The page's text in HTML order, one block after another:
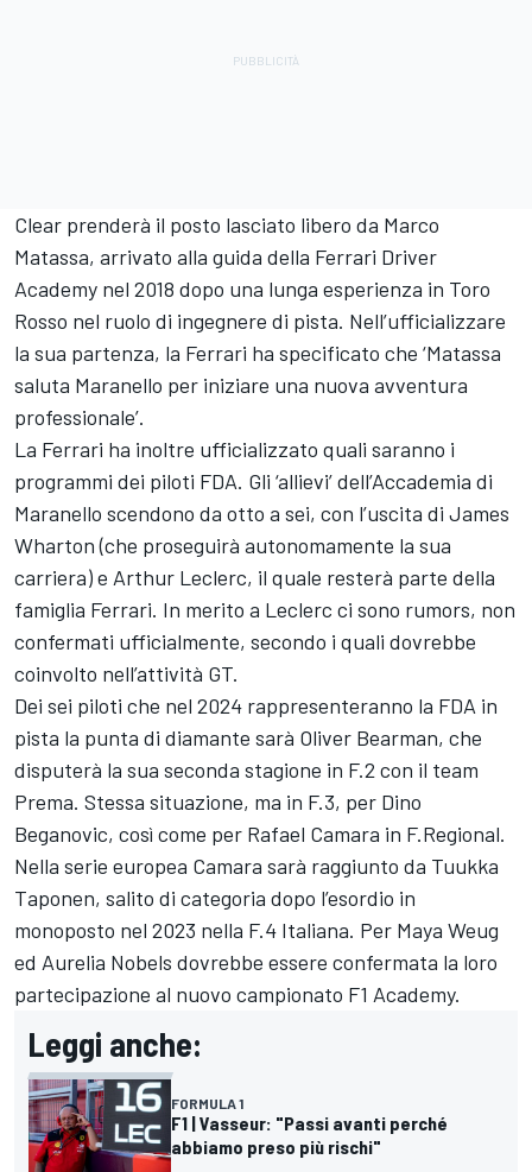
Clear prenderà il posto lasciato libero da Marco
Matassa, arrivato alla guida della Ferrari Driver
Academy nel 2018 dopo una lunga esperienza in Toro
Rosso nel ruolo di ingegnere di pista. Nell’ufficializzare
la sua partenza, la Ferrari ha specificato che ‘Matassa
saluta Maranello per iniziare una nuova avventura
professionale’.
La Ferrari ha inoltre ufficializzato quali saranno i
programmi dei piloti FDA. Gli ‘allievi’ dell’Accademia di
Maranello scendono da otto a sei, con l’uscita di James
Wharton (che proseguirà autonomamente la sua
carriera) e Arthur Leclerc, il quale resterà parte della
famiglia Ferrari. In merito a Leclerc ci sono rumors, non
confermati ufficialmente, secondo i quali dovrebbe
coinvolto nell’attività GT.
Dei sei piloti che nel 2024 rappresenteranno la FDA in
pista la punta di diamante sarà Oliver Bearman, che
disputerà la sua seconda stagione in F.2 con il team
Prema. Stessa situazione, ma in F.3, per Dino
Beganovic, così come per Rafael Camara in F.Regional.
Nella serie europea Camara sarà raggiunto da Tuukka
Taponen, salito di categoria dopo l’esordio in
monoposto nel 2023 nella F.4 Italiana. Per Maya Weug
ed Aurelia Nobels dovrebbe essere confermata la loro
partecipazione al nuovo campionato F1 Academy.
Leggi anche:
FORMULA 1
F1 | Vasseur: "Passi avanti perché
abbiamo preso più rischi"